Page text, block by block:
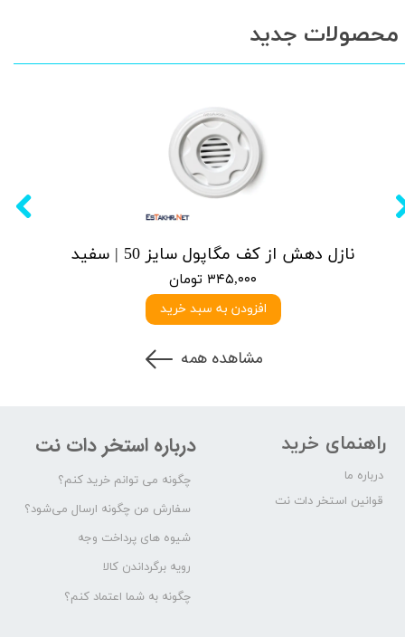
نازل دهش از کف مگاپول سایز 50 | سفید
۳۴۵,۰۰۰ تومان
افزودن به سبد خرید
محصولات جدید
مشاهده همه
راهنمای خرید درباره استخر دات نت
درباره ما
قوانین استخر دات نت
چگونه می توانم خرید کنم؟
سفارش من چگونه ارسال می‌شود؟
شیوه های پرداخت وجه
رویه برگرداندن کالا
چگونه به شما اعتماد کنم؟